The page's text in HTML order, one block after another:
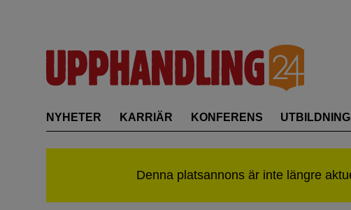
NYHETER KARRIÄR KONFERENS UTBILDNING